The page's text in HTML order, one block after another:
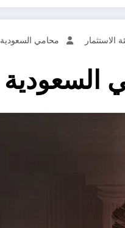
الاستثمار محامي السعودية
السعودية